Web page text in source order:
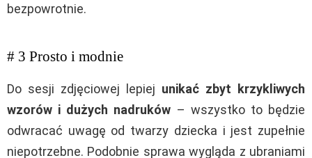
bezpowrotnie.
# 3 Prosto i modnie
Do sesji zdjęciowej lepiej unikać zbyt krzykliwych
wzorów i dużych nadruków – wszystko to będzie
odwracać uwagę od twarzy dziecka i jest zupełnie
niepotrzebne. Podobnie sprawa wygląda z ubraniami